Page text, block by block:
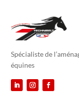
Spécialiste de
équines